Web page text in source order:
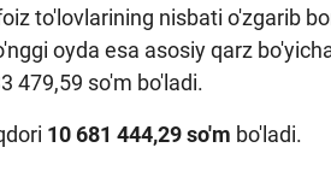
to'lovlarining nisbati o'zgarib
oyda esa asosiy qarz
479,59 so'm bo'ladi.
10 681 444,29 so'm bo'ladi.